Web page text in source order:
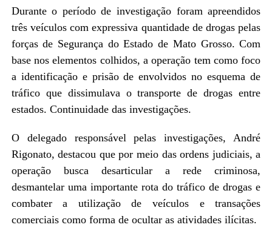
Durante o período de investigação foram apreendidos
três veículos com expressiva quantidade de drogas pelas
forças de Segurança do Estado de Mato Grosso. Com
base nos elementos colhidos, a operação tem como foco
a identificação e prisão de envolvidos no esquema de
tráfico que dissimulava o transporte de drogas entre
estados. Continuidade das investigações.
O delegado responsável pelas investigações, André
Rigonato, destacou que por meio das ordens judiciais, a
operação busca desarticular a rede criminosa,
desmantelar uma importante rota do tráfico de drogas e
combater a utilização de veículos e transações
comerciais como forma de ocultar as atividades ilícitas.